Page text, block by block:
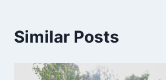
Similar Posts